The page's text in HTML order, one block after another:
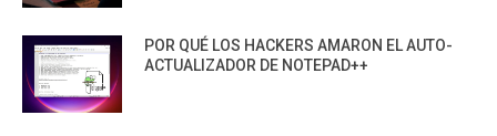
POR QUÉ LOS HACKERS AMARON EL AUTO-
ACTUALIZADOR DE NOTEPAD++